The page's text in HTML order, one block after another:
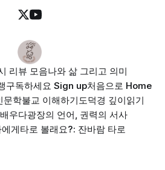
리뷰 모음나와 삶 그리고 의미
구독하세요 Sign up처음으로 Home
문학불교 이해하기도덕경 깊이읽기
우다광장의 언어, 권력의 서사
게타로 볼래요?: 잔바람 타로